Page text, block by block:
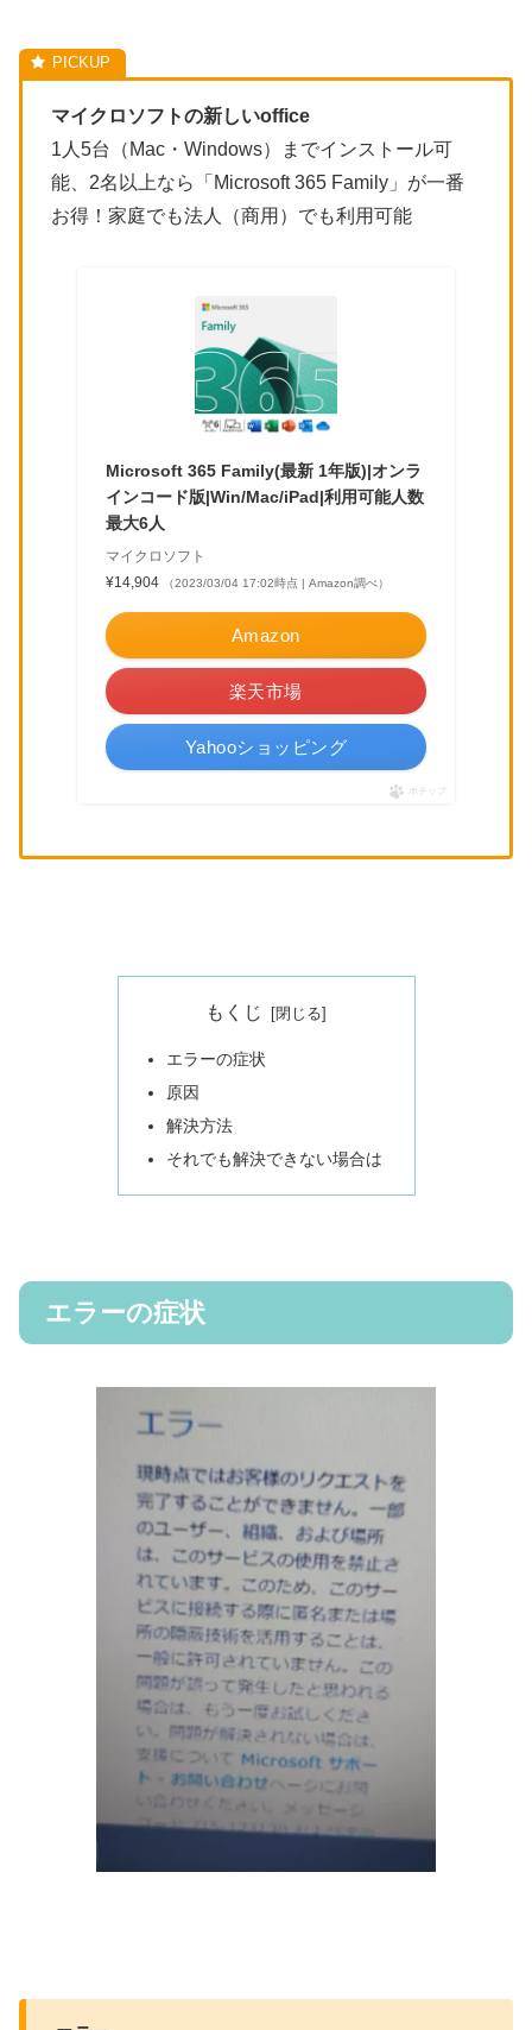
マイクロソフトの新しいoffice
1人5台（Mac・Windows）までインストール可
能、2名以上なら「Microsoft 365 Family」が一番
お得！家庭でも法人（商用）でも利用可能
Microsoft 365 Family(最新 1年版)|オンラ
インコード版|Win/Mac/iPad|利用可能人数
最大6人
マイクロソフト
¥14,904
（2023/03/04 17:02時点 | Amazon調べ）
Amazon
楽天市場
Yahooショッピング
ポチップ
もくじ
エラーの症状
原因
解決方法
それでも解決できない場合は
エラーの症状